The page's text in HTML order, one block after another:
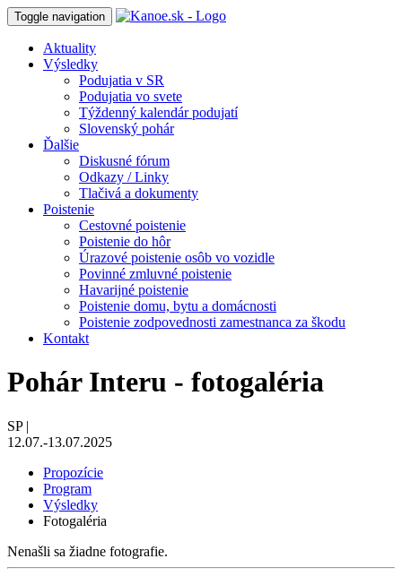
Toggle navigation
Aktuality
Výsledky
Podujatia v SR
Podujatia vo svete
Týždenný kalendár podujatí
Slovenský pohár
Ďalšie
Diskusné fórum
Odkazy / Linky
Tlačivá a dokumenty
Poistenie
Cestovné poistenie
Poistenie do hôr
Úrazové poistenie osôb vo vozidle
Povinné zmluvné poistenie
Havarijné poistenie
Poistenie domu, bytu a domácnosti
Poistenie zodpovednosti zamestnanca za škodu
Kontakt
Pohár Interu - fotogaléria
SP |
12.07.-13.07.2025
Propozície
Program
Výsledky
Fotogaléria
Nenašli sa žiadne fotografie.